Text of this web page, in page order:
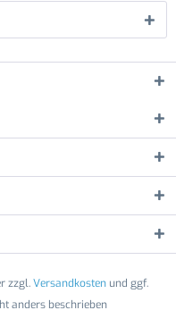
zzgl.Versandkostenund ggf.
anders beschrieben